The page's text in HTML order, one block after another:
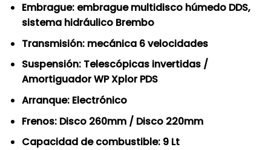
Embrague: embrague multidisco húmedo DDS,
sistema hidráulico Brembo
Transmisión: mecánica 6 velocidades
Suspensión: Telescópicas invertidas /
Amortiguador WP Xplor PDS
Arranque: Electrónico
Frenos: Disco 260mm / Disco 220mm
Capacidad de combustible: 9 Lt